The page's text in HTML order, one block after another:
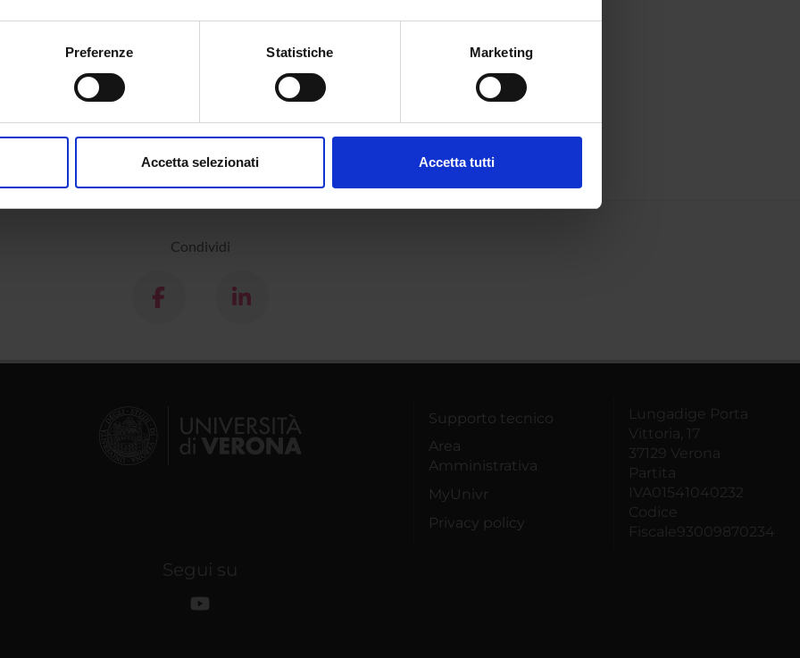
anche:
sulla tua posizione geografica, con un'approssimazione di qualche metro,
in qualsiasi momento dalla Dichiarazione sui cookie.
Preferenze Statistiche Marketing
Accetta selezionati Accetta tutti
Condividi
Supporto tecnico
Area
Amministrativa
MyUnivr
Privacy policy
Lungadige Porta
Vittoria, 17
37129 Verona
Partita
IVA01541040232
Codice
Fiscale93009870234
Segui su